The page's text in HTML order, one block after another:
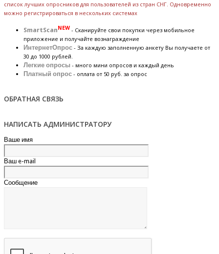
список лучших опросников для пользователей из стран СНГ. Одновременно
можно регистрироваться в нескольких системах
SmartScan NEW - Сканируйте свои покупки через мобильное
приложение и получайте вознаграждение
ИнтернетОпрос - За каждую заполненную анкету Вы получаете от
30 до 1000 рублей.
Легкие опросы - много мини опросов и каждый день
Платный опрос - оплата от 50 руб. за опрос
ОБРАТНАЯ СВЯЗЬ
НАПИСАТЬ АДМИНИСТРАТОРУ
Ваше имя
Ваш e-mail
Сообщение